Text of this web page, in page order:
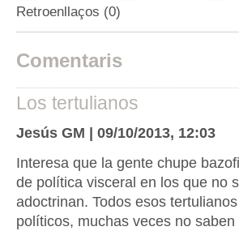
Retroenllaços (0)
Comentaris
Los tertulianos
Jesús GM | 09/10/2013, 12:03
Interesa que la gente chupe
de política visceral en los que no
adoctrinan. Todos esos
políticos, muchas veces no